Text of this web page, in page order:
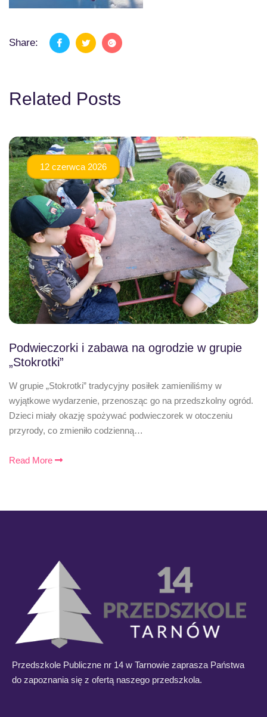
Share:
Related Posts
12 czerwca 2026
Podwieczorki i zabawa na ogrodzie w grupie
„Stokrotki”
W grupie „Stokrotki” tradycyjny posiłek zamieniliśmy w
wyjątkowe wydarzenie, przenosząc go na przedszkolny ogród.
Dzieci miały okazję spożywać podwieczorek w otoczeniu
przyrody, co zmieniło codzienną…
Read More
Przedszkole Publiczne nr 14 w Tarnowie zaprasza Państwa
do zapoznania się z ofertą naszego przedszkola.